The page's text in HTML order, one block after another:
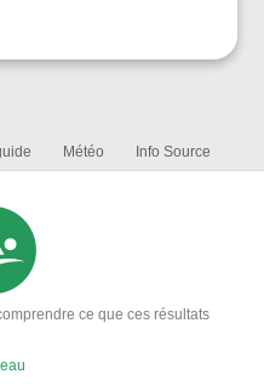
Météo Info Source
ce que ces résultats